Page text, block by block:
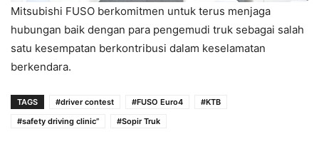
Mitsubishi FUSO berkomitmen untuk terus menjaga
hubungan baik dengan para pengemudi truk sebagai salah
satu kesempatan berkontribusi dalam keselamatan
berkendara.
TAGS #driver contest #FUSO Euro4
#KTB
#safety driving clinic”
#Sopir Truk